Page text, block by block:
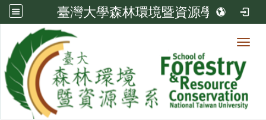
臺灣大學森林環境暨資源學系
系所成員
系所成員